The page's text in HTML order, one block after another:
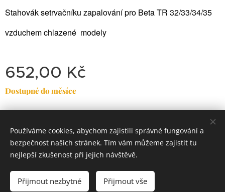
Stahovák setrvačníku zapalování pro Beta TR 32/33/34/35
vzduchem chlazené modely
652,00 Kč
Dostupné do měsíce
Do košíku
DirtyMotorcycleGarage
Classic Trial-Enduro
Cookies
Používáme cookies, abychom zajistili správné fungování a
bezpečnost našich stránek. Tím vám můžeme zajistit tu
nejlepší zkušenost při jejich návštěvě.
Přijmout nezbytné Přijmout vše